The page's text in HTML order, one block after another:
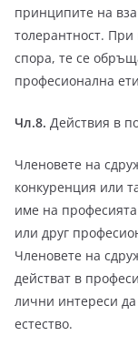
принципите на
толерантност.
спора, те се
професионална
Чл.8. Действия в
Членовете на
конкуренция или
име на
или друг
Членовете на
действат в
лични интереси
естество.